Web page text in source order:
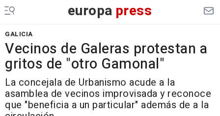
europa press
GALICIA
Vecinos de Galeras protestan a
gritos de "otro Gamonal"
La concejala de Urbanismo acude a la
asamblea de vecinos improvisada y reconoce
que "beneficia a un particular" además de a la